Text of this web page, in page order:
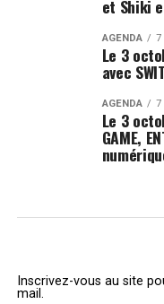
et Shiki
AGENDA 7
Le 3
avec
AGENDA 7
Le 3
GAME,
Inscrivez-vous au site
mail.